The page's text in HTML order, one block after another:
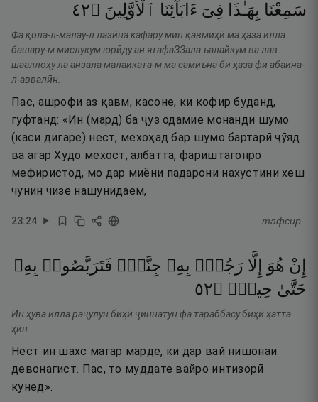
سَمِعْنَا بِهَـٰذَا فِىٓ ءَابَآئِنَا ٱلْأَوَّلِينَ ۝٢٤
Фа қола-л-малау-л лазӣна кафару мин қавмиҳӣ ма ҳаза илла
башару-м мислукум юрӣду ан ятафаЗЗала ъалайкум ва лав
шааллоҳу ла анзала малаиката-м ма самиъна би ҳаза фи абаина-
л-аввалӣн.
Пас, ашрофи аз қавм, касоне, ки кофир буданд,
гуфтанд: «Ин (мард) ба ҷуз одамие монанди шумо
(каси дигаре) нест, мехоҳад бар шумо бартарӣ ҷӯяд
ва агар Худо мехост, албатта, фариштагонро
мефиристод, мо дар миёни падарони нахустини хеш
чунин чизе нашунидаем,
23:24 тафсир
إِنْ هُوَ إِلَّا رَجُلٌۢ بِهِۦ جِنَّةٌۭ فَتَرَبَّصُوا۟ بِهِۦ
حَتَّىٰ حِينٍۢ ۝٢٥
Ин ҳува илла раҷулун биҳӣ ҷиннатун фа тараббасу биҳӣ ҳатта
ҳӣн.
Нест ин шахс магар марде, ки дар вай нишонаи
девонагист. Пас, то муддате вайро интизорӣ
кунед».